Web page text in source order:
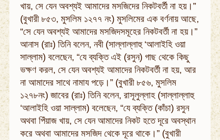
খায়, সে যেন অবশ্যই আমাদের মসজিদের নিকটবর্তী না হয়।”
(বুখারী ৮৫৩, মুসলিম ১২৭৭ নং) মুসলিমের এক বর্ণনায় আছে,
“সে যেন অবশ্যই আমাদের মসজিদসমূহের নিকটবর্তী না হয়।”
আনাস (রাঃ) তিনি বলেন, নবী (সাল্লাল্লাহু ‘আলাইহি ওয়া
সাল্লাম) বলেছেন, “যে ব্যক্তি এই (রসুন) গাছ থেকে কিছু
ভক্ষণ করল, সে যেন অবশ্যই আমাদের নিকটবর্তী না হয়, আর
না আমাদের সাথে নামায পড়ে।” (বুখারী ৮৫৬, মুসলিম
১২৭৮নং) জাবের (রাঃ) তিনি বলেন, রাসূলুল্লাহ (সাল্লাল্লাহু
‘আলাইহি ওয়া সাল্লাম) বলেছেন, “যে ব্যক্তি (কাঁচা) রসুন
অথবা পিঁয়াজ খায়, সে যেন আমাদের নিকট হতে দূরে অবস্থান
করে অথবা আমাদের মসজিদ থেকে দূরে থাকে।” (বুখারী